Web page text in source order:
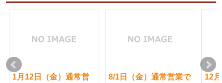
1月12日（金）通常営
8/1日（金）通常営業で
12